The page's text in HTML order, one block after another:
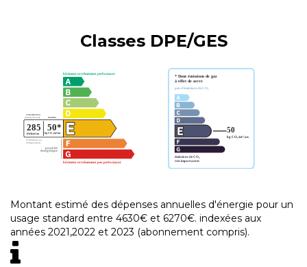
Classes DPE/GES
Montant estimé des dépenses annuelles d'énergie pour un
usage standard entre 4630€ et 6270€. indexées aux
années 2021,2022 et 2023 (abonnement compris).